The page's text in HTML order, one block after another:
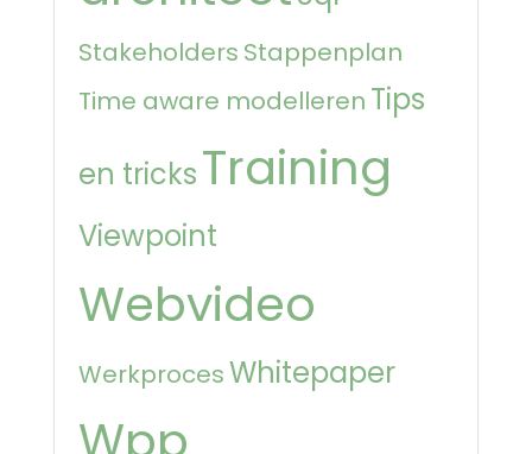
Stakeholders Stappenplan
Time aware modelleren Tips
en tricksTraining
Viewpoint
Webvideo
WerkprocesWhitepaper
Wpp